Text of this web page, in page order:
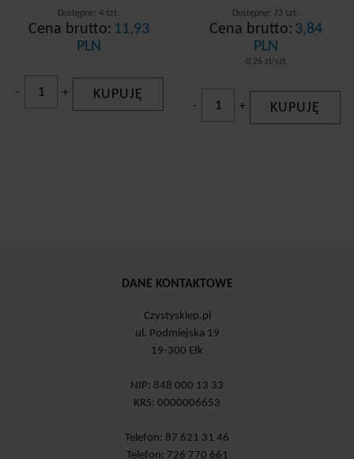
Dostępne: 4 szt.
Cena brutto: 11,93
PLN
- + KUPUJĘ
Dostępne: 73 szt.
Cena brutto: 3,84
PLN
0,26 zł/szt
- + KUPUJĘ
DANE KONTAKTOWE
Czystysklep.pl
ul. Podmiejska 19
19-300 Ełk
NIP: 848 000 13 33
KRS: 0000006653
Telefon: 87 621 31 46
Telefon: 726 770 661